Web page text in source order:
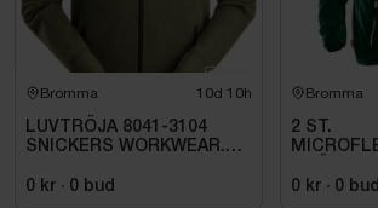
Bromma 10d 10h
LUVTRÖJA 8041-3104
SNICKERS WORKWEAR.
0 kr · 0 bud
Bromma
2 ST.
0 kr · 0 bud